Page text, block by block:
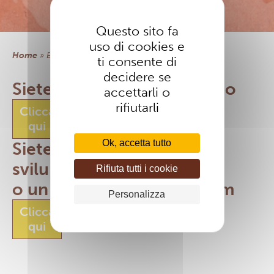
Questo sito fa
uso di cookies e
ti consente di
decidere se
accettarli o
rifiutarli
Ok, accetta tutto
Rifiuta tutti i cookie
Personalizza
NEWLETTER
EXTRANET
Home »
Siete un manager di gruppo
Clicca
qui
Siete un operatore dello
sviluppo
o un sacerdote fidei donum
Clicca
qui